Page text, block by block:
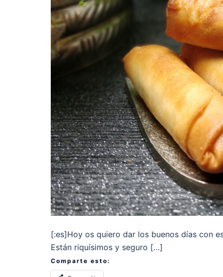
[:es]Hoy os quiero dar los buenos días con
Están riquísimos y seguro […]
Comparte esto: